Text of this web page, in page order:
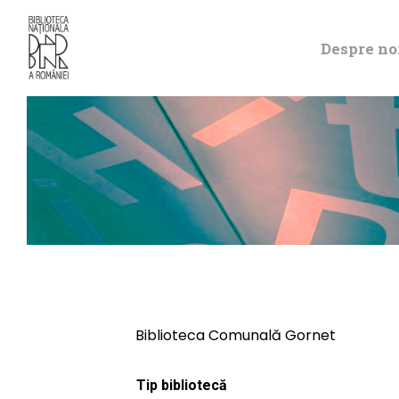
Despre
Biblioteca Comunală Gornet
Tip bibliotecă